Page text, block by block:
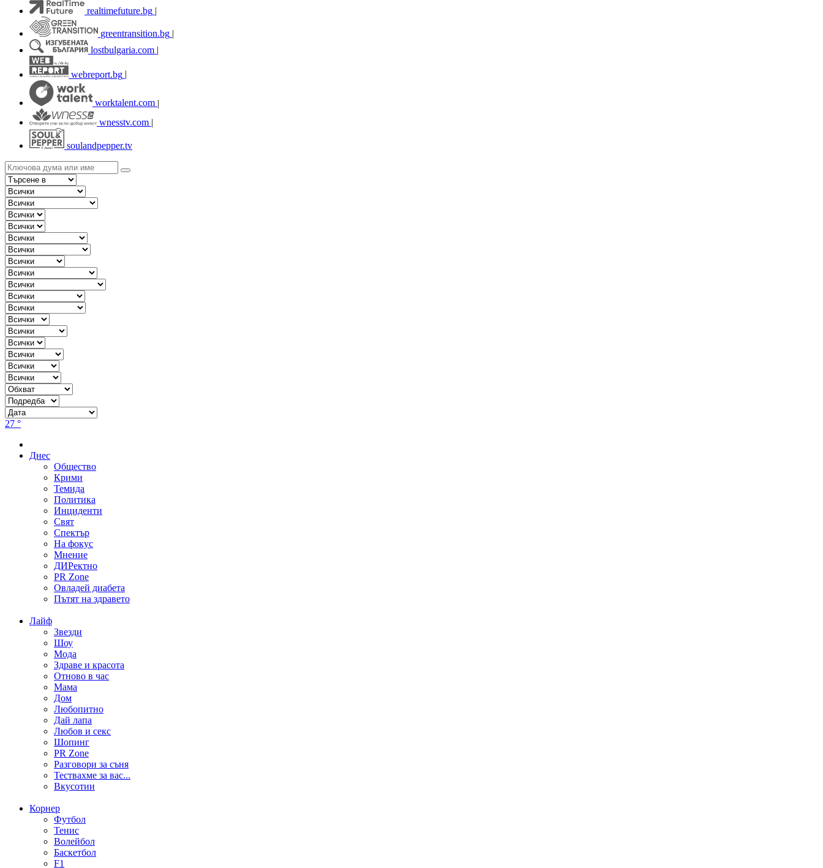
realtimefuture.bg |
greentransition.bg |
lostbulgaria.com |
webreport.bg
worktalent.com |
wnesstv.com |
soulandpepper.tv
27 °
Днес
Общество
Крими
Темида
Политика
Инциденти
Свят
Спектър
На фокус
Мнение
ДИРектно
PR Zone
Овладей диабета
Пътят на здравето
Лайф
Звезди
Шоу
Мода
Здраве и красота
Отново в час
Мама
Дом
Любопитно
Дай лапа
Любов и секс
Шопинг
PR Zone
Разговори за съня
Тествахме за вас...
Вкусотии
Корнер
Футбол
Тенис
Волейбол
Баскетбол
F1